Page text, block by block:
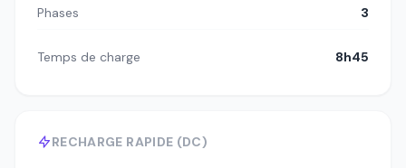
Phases 3
Temps de charge 8h45
RECHARGE RAPIDE (DC)